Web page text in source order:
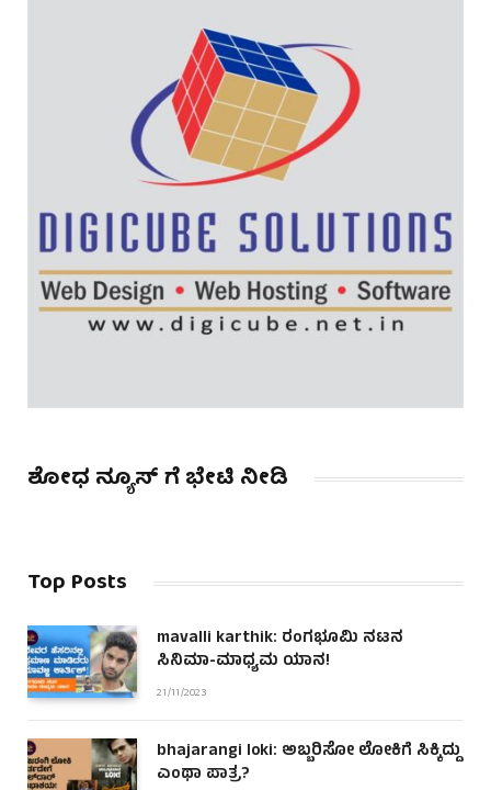
ಶೋಧ ನ್ಯೂಸ್ ಗೆ ಭೇಟಿ ನೀಡಿ
Top Posts
mavalli karthik: ರಂಗಭೂಮಿ ನಟನ
ಸಿನಿಮಾ-ಮಾಧ್ಯಮ ಯಾನ!
21/11/2023
bhajarangi loki: ಅಬ್ಬರಿಸೋ ಲೋಕಿಗೆ ಸಿಕ್ಕಿದ್ದು
ಎಂಥಾ ಪಾತ್ರ?